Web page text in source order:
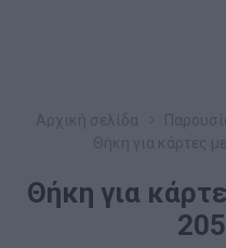
Θήκη για